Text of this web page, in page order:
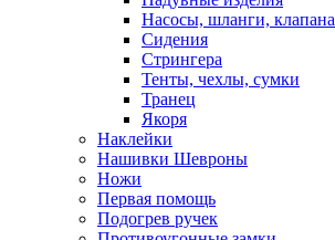
Насосы, шланги, клапана
Сидения
Стрингера
Тенты, чехлы, сумки
Транец
Якоря
Наклейки
Нашивки Шевроны
Ножи
Первая помощь
Подогрев ручек